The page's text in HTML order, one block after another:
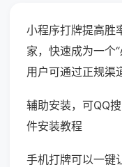
小程序打牌提高胜
家，快速成为一个
用户可通过正规渠
辅助安装，可QQ
件安装教程
手机打牌可以一键